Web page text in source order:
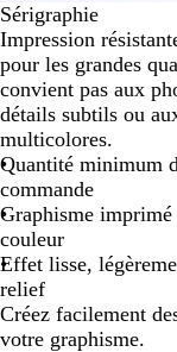
Sérigraphie
Impression
pour les grandes
convient pas aux
détails subtils ou
multicolores.
Quantité minimum
commande
Graphisme imprimé
couleur
Effet lisse,
relief
Créez facilement
votre graphisme.